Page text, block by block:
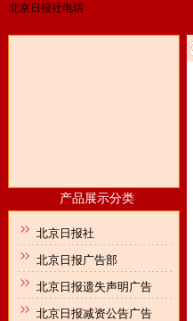
北京日报社电话
产品展示分类
北京日报社
北京日报广告部
北京日报遗失声明广告
北京日报减资公告广告